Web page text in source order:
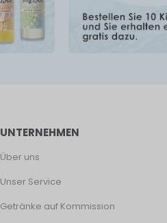
UNTERNEHMEN
Über uns
Unser Service
Getränke auf Kommission